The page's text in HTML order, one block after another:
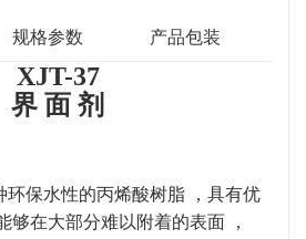
规格参数 产品包装
XJT-37
界 面 剂
环保水性的丙烯酸树脂 ，具有优
够在大部分难以附着的表面 ，